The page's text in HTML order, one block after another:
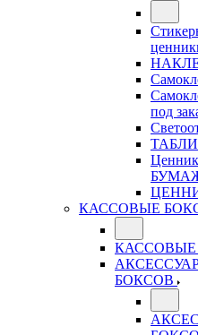
под
КАССОВЫЕ
БОКСОВ